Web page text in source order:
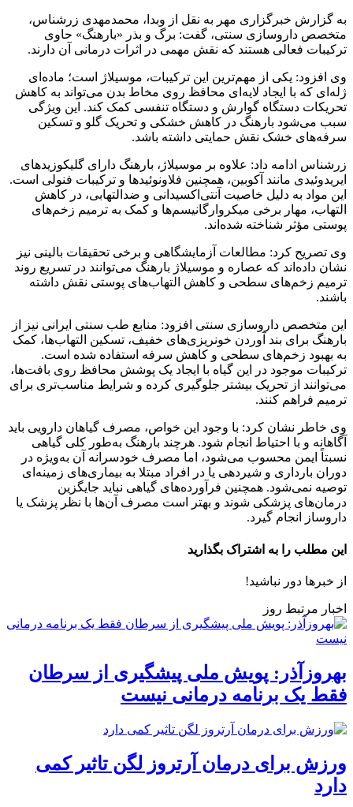
به گزارش خبرگزاری مهر به نقل از وبدا، محمدمهدی زرشناس،
متخصص داروسازی سنتی، گفت: برگ و بذر «بارهنگ» حاوی
ترکیبات فعالی هستند که نقش مهمی در اثرات درمانی آن دارند.
وی افزود: یکی از مهم‌ترین این ترکیبات، موسیلاژ است؛ ماده‌ای
ژله‌ای که با ایجاد لایه‌ای محافظ روی مخاط بدن می‌تواند به کاهش
تحریکات دستگاه گوارش و دستگاه تنفسی کمک کند. این ویژگی
سبب می‌شود بارهنگ در کاهش خشکی و تحریک گلو و تسکین
سرفه‌های خشک نقش حمایتی داشته باشد.
زرشناس ادامه داد: علاوه بر موسیلاژ، بارهنگ دارای گلیکوزیدهای
ایریدوئیدی مانند آکوبین، همچنین فلاونوئیدها و ترکیبات فنولی است.
این مواد به دلیل خاصیت آنتی‌اکسیدانی و ضدالتهابی، در کاهش
التهاب، مهار برخی میکروارگانیسم‌ها و کمک به ترمیم زخم‌های
پوستی مؤثر شناخته شده‌اند.
وی تصریح کرد: مطالعات آزمایشگاهی و برخی تحقیقات بالینی نیز
نشان داده‌اند که عصاره و موسیلاژ بارهنگ می‌توانند در تسریع روند
ترمیم زخم‌های سطحی و کاهش التهاب‌های پوستی نقش داشته
باشند.
این متخصص داروسازی سنتی افزود: منابع طب سنتی ایرانی نیز از
بارهنگ برای بند آوردن خونریزی‌های خفیف، تسکین التهاب‌ها، کمک
به بهبود زخم‌های سطحی و کاهش سرفه استفاده شده است.
ترکیبات موجود در این گیاه با ایجاد یک پوشش محافظ روی بافت‌ها،
می‌توانند از تحریک بیشتر جلوگیری کرده و شرایط مناسب‌تری برای
ترمیم فراهم کنند.
وی خاطر نشان کرد: با وجود این خواص، مصرف گیاهان دارویی باید
آگاهانه و با احتیاط انجام شود. هرچند بارهنگ به‌طور کلی گیاهی
نسبتاً ایمن محسوب می‌شود، اما مصرف خودسرانه آن به‌ویژه در
دوران بارداری و شیردهی یا در افراد مبتلا به بیماری‌های زمینه‌ای
توصیه نمی‌شود. همچنین فرآورده‌های گیاهی نباید جایگزین
درمان‌های پزشکی شوند و بهتر است مصرف آن‌ها با نظر پزشک یا
داروساز انجام گیرد.
این مطلب را به اشتراک بگذارید
از خبرها دور نباشید!
اخبار مرتبط روز
بهروزآذر: پویش ملی پیشگیری از سرطان
فقط یک برنامه درمانی نیست
ورزش برای درمان آرتروز لگن تاثیر کمی
دارد